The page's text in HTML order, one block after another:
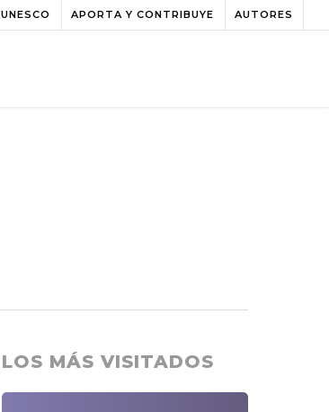
UNESCO APORTA Y CONTRIBUYE AUTORES
LOS MÁS VISITADOS